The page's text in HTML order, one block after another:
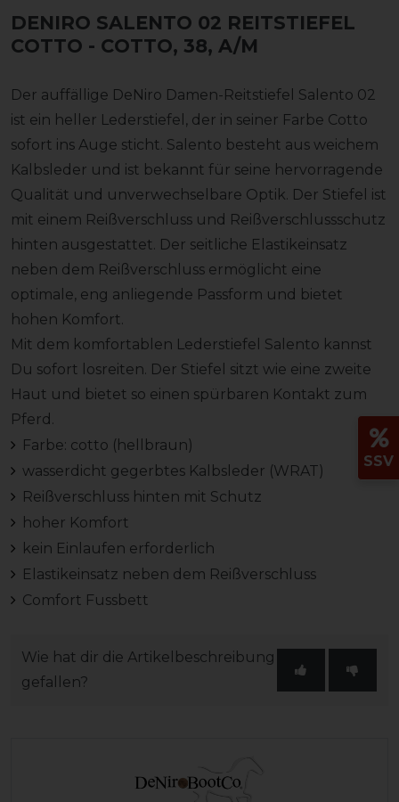
DENIRO SALENTO 02 REITSTIEFEL
COTTO - COTTO, 38, A/M
Der auffällige DeNiro Damen-Reitstiefel Salento 02
ist ein heller Lederstiefel, der in seiner Farbe Cotto
sofort ins Auge sticht. Salento besteht aus weichem
Kalbsleder und ist bekannt für seine hervorragende
Qualität und unverwechselbare Optik. Der Stiefel ist
mit einem Reißverschluss und Reißverschlussschutz
hinten ausgestattet. Der seitliche Elastikeinsatz
neben dem Reißverschluss ermöglicht eine
optimale, eng anliegende Passform und bietet
hohen Komfort.
Mit dem komfortablen Lederstiefel Salento kannst
Du sofort losreiten. Der Stiefel sitzt wie eine zweite
Haut und bietet so einen spürbaren Kontakt zum
Pferd.
Farbe: cotto (hellbraun)
wasserdicht gegerbtes Kalbsleder (WRAT)
Reißverschluss hinten mit Schutz
hoher Komfort
kein Einlaufen erforderlich
Elastikeinsatz neben dem Reißverschluss
Comfort Fussbett
Wie hat dir die Artikelbeschreibung
gefallen?
SSV